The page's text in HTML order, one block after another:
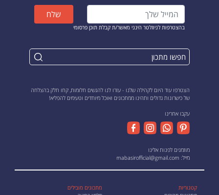
בהצטרפות לניוזלטר הינני מאשר/ת קבלת תוכן פרסומי
שלח
הצטרפו עוד היום לקהילה שלנו - עזרו לנו להגשים חלומות, קחו חלק בהצלחה
של כישרונות גדולים ותהינו ממתכונים ואוכל מיוחדים וטעימים להפליא!
עקבו אחרינו
מוזמנים לפנות אלינו
מייל: mabasirofficial@gmail.com
קטגוריות
מתכונים מובילים